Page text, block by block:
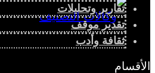
تقارير وتحليلات
تقدير موقف
ثقافة وأدب
الأقسام